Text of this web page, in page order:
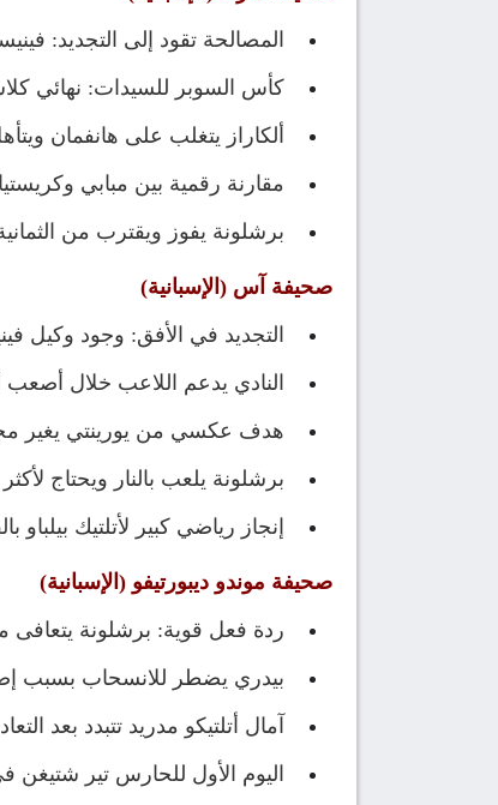
المصالحة تقود إلى التجديد:
كأس السوبر للسيدات: نهائي
ألكاراز يتغلب على هانفمان
مقارنة رقمية بين مبابي
برشلونة يفوز ويقترب من
صحيفة آس (الإسبانية)
التجديد في الأفق: وجود وكيل
النادي يدعم اللاعب خلال
هدف عكسي من يورينتي يغير
برشلونة يلعب بالنار ويحتاج
إنجاز رياضي كبير لأتلتيك بيلباو
صحيفة موندو ديبورتيفو (الإسبانية)
ردة فعل قوية: برشلونة يتعافى
بيدري يضطر للانسحاب بسبب
آمال أتلتيكو مدريد تتبدد بعد
اليوم الأول للحارس تير شتيغن